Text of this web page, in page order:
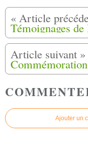
Ajouter un